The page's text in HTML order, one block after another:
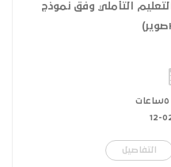
التأملي وفق نموذج
12-
التفاصيل